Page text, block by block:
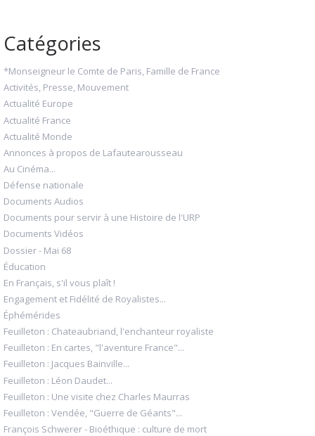
Catégories
*Monseigneur le Comte de Paris, Famille de France
Activités, Presse, Mouvement
Actualité Europe
Actualité France
Actualité Monde
Annonces à propos de Lafautearousseau
Au Cinéma...
Défense nationale
Documents Audios
Documents pour servir à une Histoire de l'URP
Documents Vidéos
Dossier - Mai 68
Éducation
En Français, s'il vous plaît !
Engagement et Fidélité de Royalistes...
Éphémérides
Feuilleton : Chateaubriand, l'enchanteur royaliste
Feuilleton : En cartes, "l'aventure France"...
Feuilleton : Jacques Bainville...
Feuilleton : Léon Daudet...
Feuilleton : Une visite chez Charles Maurras
Feuilleton : Vendée, "Guerre de Géants"...
François Schwerer - Bioéthique : culture de mort